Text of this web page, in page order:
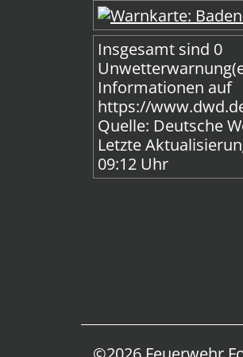
Insgesamt sind 0
Informationen auf
https://
Quelle: Deutsche
Letzte
09:12 Uhr